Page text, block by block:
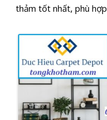
thảm tốt nhất, phù